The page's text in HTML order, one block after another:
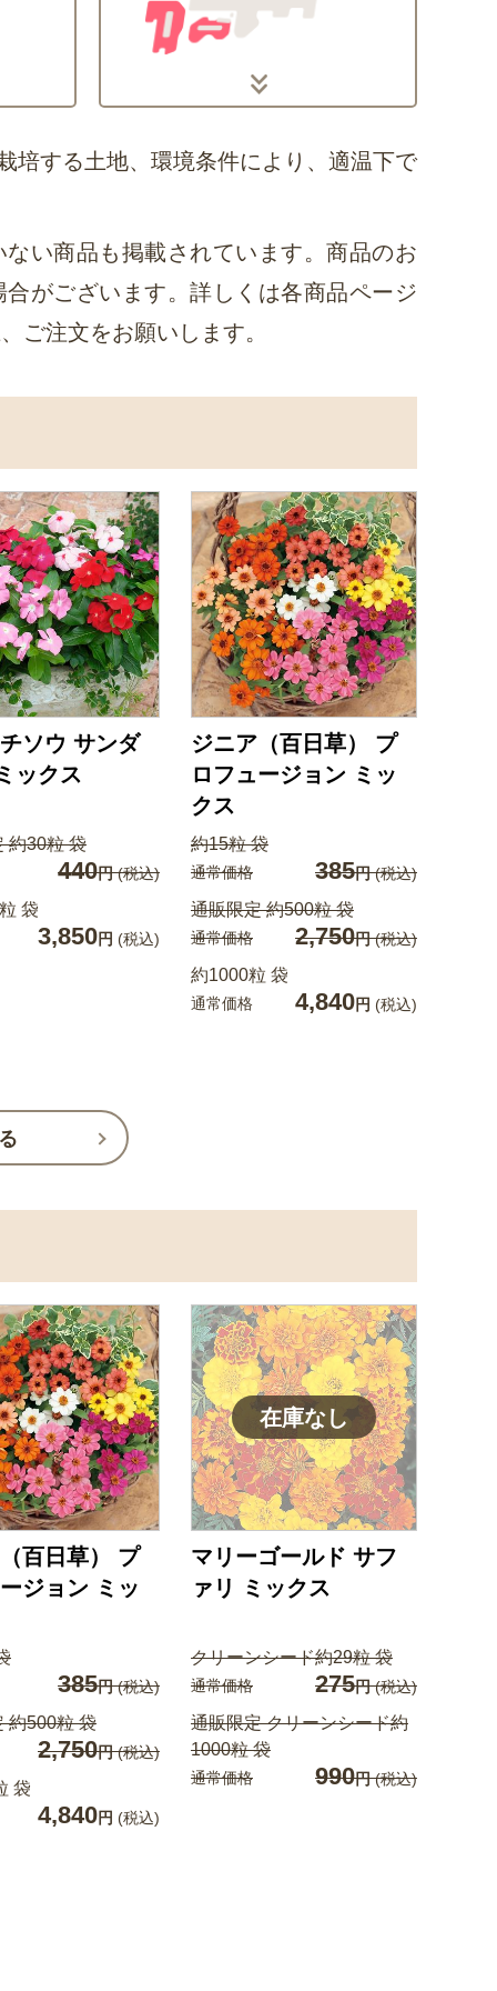
する土地、環境条件により、適温下で
い商品も掲載されています。商品のお
がございます。詳しくは各商品ページ
ご注文をお願いします。
ソウ サンダ
ックス
約30粒 袋
440円(税込)
袋
3,850円 (税込)
ジニア（百日草） プ
ロフュージョン ミッ
クス
約15粒 袋
通常価格 385円(税込)
通販限定 約500粒 袋
通常価格 2,750円(税込)
約1000粒 袋
通常価格 4,840円 (税込)
百日草） プ
ジョン ミッ
385円(税込)
約500粒 袋
2,750円(税込)
袋
4,840円 (税込)
マリーゴールド サフ
ァリ ミックス
クリーンシード約29粒 袋
通常価格 275円(税込)
通販限定 クリーンシード約
1000粒 袋
通常価格 990円(税込)